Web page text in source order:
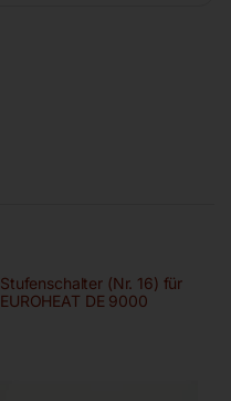
Stufenschalter (Nr. 16) für
EUROHEAT DE 9000